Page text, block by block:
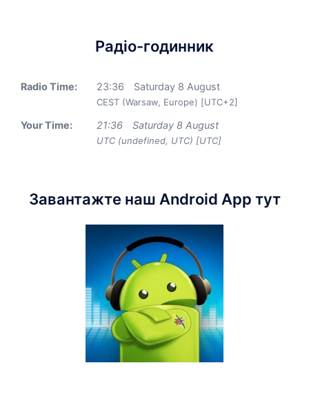
Радіо-годинник
Radio Time: 23:36 Saturday 8 August
CEST (Warsaw, Europe) [UTC+2]
Your Time: 21:36 Saturday 8 August
UTC (undefined, UTC) [UTC]
Завантажте наш Android App тут